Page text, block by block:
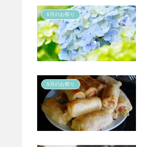
6月のお祭り
5月のお祭り